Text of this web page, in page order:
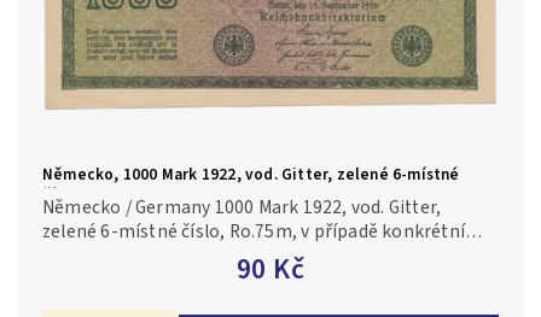
Německo, 1000 Mark 1922, vod. Gitter, zelené 6-místné
číslo, Ro.75m
90 Kč
Německo / Germany 1000 Mark 1922, vod. Gitter,
zelené 6-místné číslo, Ro.75m, v případě konkrétní
firmy nebo číslovače je foto pouze ilustrační N-